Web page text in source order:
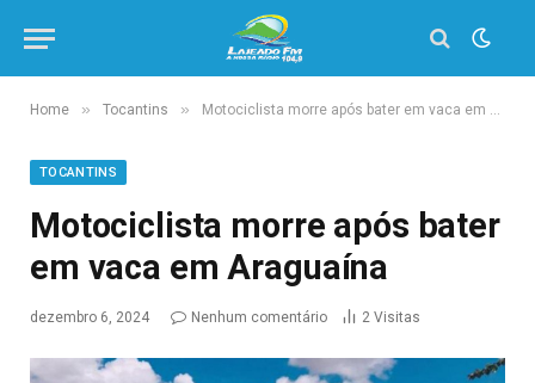
Home » Tocantins » Motociclista morre após bater em vaca em Araguaína
TOCANTINS
Motociclista morre após bater
em vaca em Araguaína
dezembro 6, 2024 Nenhum comentário 2 Visitas